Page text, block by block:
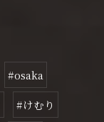
#osaka
#けむり